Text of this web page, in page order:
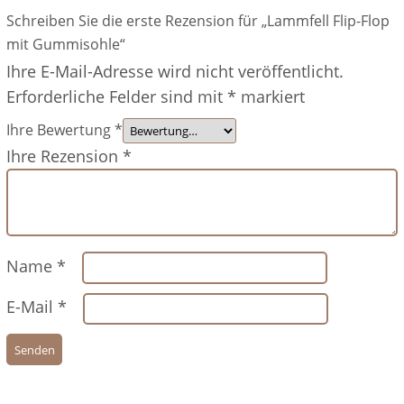
Schreiben Sie die erste Rezension für „Lammfell Flip-Flop
mit Gummisohle“
Ihre E-Mail-Adresse wird nicht veröffentlicht.
Erforderliche Felder sind mit * markiert
Ihre Bewertung*
Ihre Rezension *
Name *
E-Mail *